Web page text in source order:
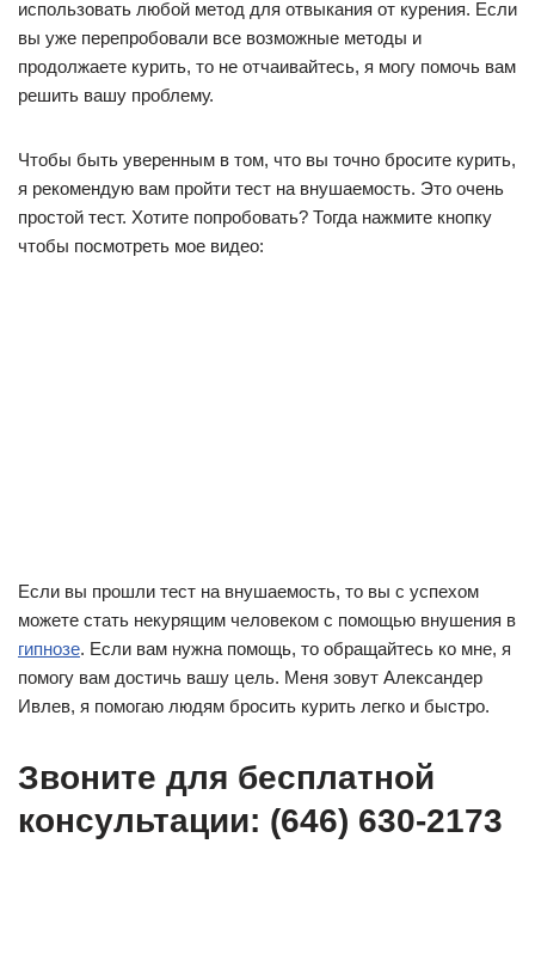
использовать любой метод для отвыкания от курения. Если
вы уже перепробовали все возможные методы и
продолжаете курить, то не отчаивайтесь, я могу помочь вам
решить вашу проблему.
Чтобы быть уверенным в том, что вы точно бросите курить,
я рекомендую вам пройти тест на внушаемость. Это очень
простой тест. Хотите попробовать? Тогда нажмите кнопку
чтобы посмотреть мое видео:
Если вы прошли тест на внушаемость, то вы с успехом
можете стать некурящим человеком с помощью внушения в
гипнозе. Если вам нужна помощь, то обращайтесь ко мне, я
помогу вам достичь вашу цель. Меня зовут Александер
Ивлев, я помогаю людям бросить курить легко и быстро.
Звоните для бесплатной
консультации: (646) 630-2173